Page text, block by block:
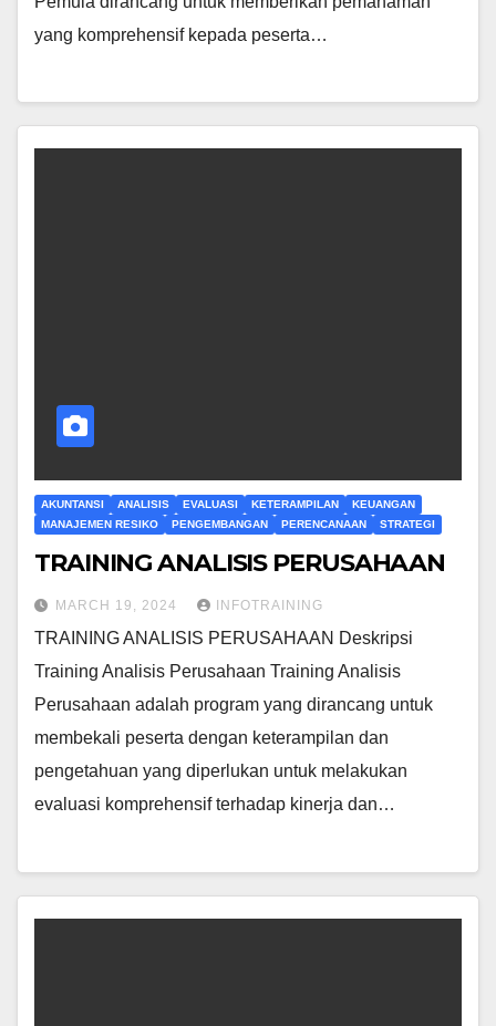
yang komprehensif kepada peserta…
AKUNTANSI ANALISIS EVALUASI KETERAMPILAN
KEUANGAN
MANAJEMEN RESIKO
PENGEMBANGAN PERENCANAAN STRATEGI
TRAINING ANALISIS PERUSAHAAN
MARCH 19, 2024 INFOTRAINING
TRAINING ANALISIS PERUSAHAAN Deskripsi
Training Analisis Perusahaan Training Analisis
Perusahaan adalah program yang dirancang untuk
membekali peserta dengan keterampilan dan
pengetahuan yang diperlukan untuk melakukan
evaluasi komprehensif terhadap kinerja dan…